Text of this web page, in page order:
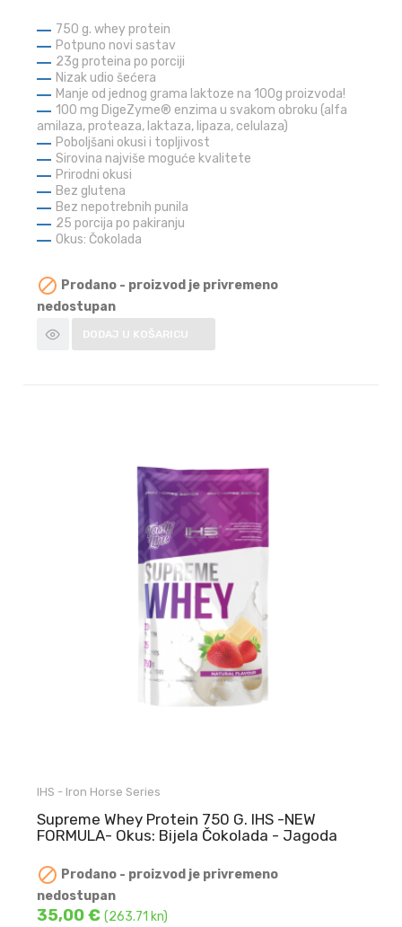
750 g. whey protein
Potpuno novi sastav
23g proteina po porciji
Nizak udio šećera
Manje od jednog grama laktoze na 100g proizvoda!
100 mg DigeZyme® enzima u svakom obroku (alfa
amilaza, proteaza, laktaza, lipaza, celulaza)
Poboljšani okusi i topljivost
Sirovina najviše moguće kvalitete
Prirodni okusi
Bez glutena
Bez nepotrebnih punila
25 porcija po pakiranju
Okus: Čokolada
 Prodano - proizvod je privremeno
nedostupan
DODAJ U KOŠARICU
IHS - Iron Horse Series
Supreme Whey Protein 750 G. IHS -NEW
FORMULA- Okus: Bijela Čokolada - Jagoda
 Prodano - proizvod je privremeno
nedostupan
35,00 €(263.71 kn)